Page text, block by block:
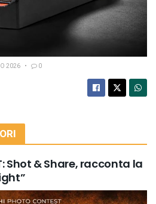
2026 0
Shot & Share, racconta la